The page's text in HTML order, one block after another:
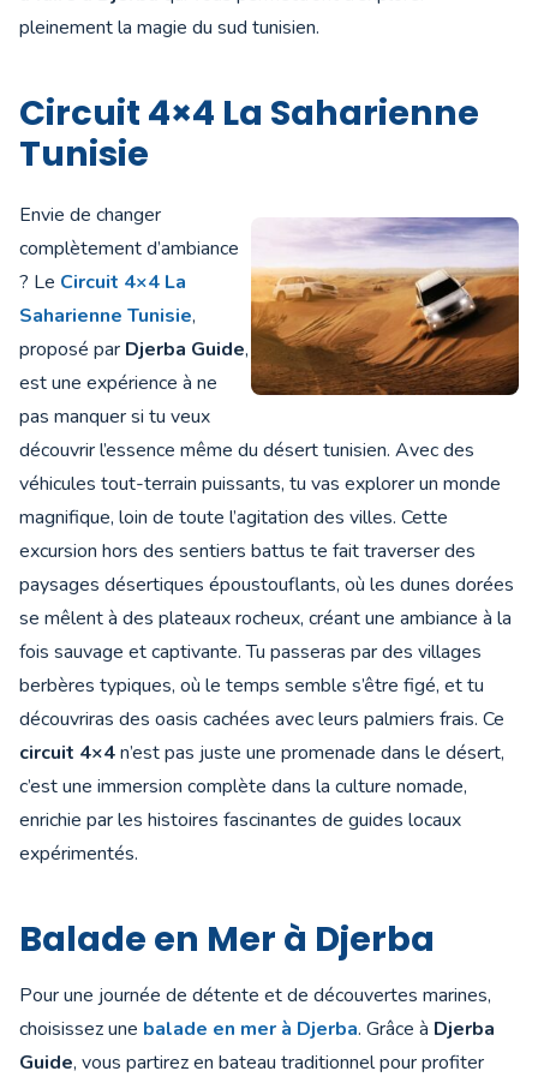
pleinement la magie du sud tunisien.
Circuit 4×4 La Saharienne
Tunisie
Envie de changer
complètement d’ambiance
? Le Circuit 4×4 La
Saharienne Tunisie,
proposé par Djerba Guide,
est une expérience à ne
pas manquer si tu veux
découvrir l’essence même du désert tunisien. Avec des
véhicules tout-terrain puissants, tu vas explorer un monde
magnifique, loin de toute l’agitation des villes. Cette
excursion hors des sentiers battus te fait traverser des
paysages désertiques époustouflants, où les dunes dorées
se mêlent à des plateaux rocheux, créant une ambiance à la
fois sauvage et captivante. Tu passeras par des villages
berbères typiques, où le temps semble s’être figé, et tu
découvriras des oasis cachées avec leurs palmiers frais. Ce
circuit 4×4n’est pas juste une promenade dans le désert,
c’est une immersion complète dans la culture nomade,
enrichie par les histoires fascinantes de guides locaux
expérimentés.
Balade en Mer à Djerba
Pour une journée de détente et de découvertes marines,
choisissez une balade en mer à Djerba. Grâce à Djerba
Guide, vous partirez en bateau traditionnel pour profiter